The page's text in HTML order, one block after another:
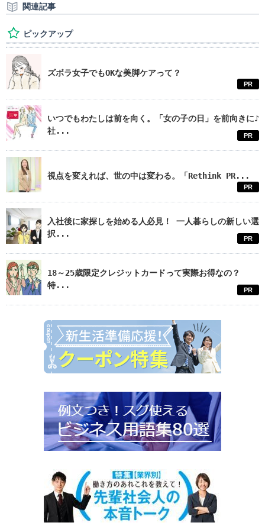
関連記事
ピックアップ
ズボラ女子でもOKな美脚ケアって？
PR
いつでもわたしは前を向く。「女の子の日」を前向きに♪
社...
PR
視点を変えれば、世の中は変わる。「Rethink PR...
PR
入社後に家探しを始める人必見！ 一人暮らしの新しい選
択...
PR
18～25歳限定クレジットカードって実際お得なの？
特...
PR